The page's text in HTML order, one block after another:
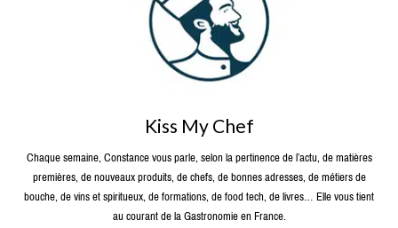
Kiss My Chef
Chaque semaine, Constance vous parle, selon la pertinence de l’actu, de matières
premières, de nouveaux produits, de chefs, de bonnes adresses, de métiers de
bouche, de vins et spiritueux, de formations, de food tech, de livres… Elle vous tient
au courant de la Gastronomie en France.